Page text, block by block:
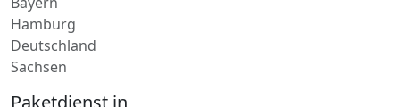
Bayern
Hamburg
Deutschland